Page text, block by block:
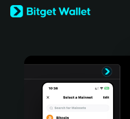
English
日本語
Türkçe